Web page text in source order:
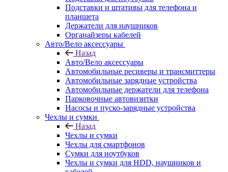
Подставки и штативы для телефона и
планшета
Держатели для наушников
Органайзеры кабелей
Авто/Вело аксессуары
Назад
Авто/Вело аксессуары
Автомобильные ресиверы и трансмиттеры
Автомобильные зарядные устройства
Автомобильные держатели для телефона
Парковочные автовизитки
Насосы и пуско-зарядные устройства
Чехлы и сумки
Назад
Чехлы и сумки
Чехлы для смартфонов
Сумки для ноутбуков
Чехлы и сумки для HDD, наушников и